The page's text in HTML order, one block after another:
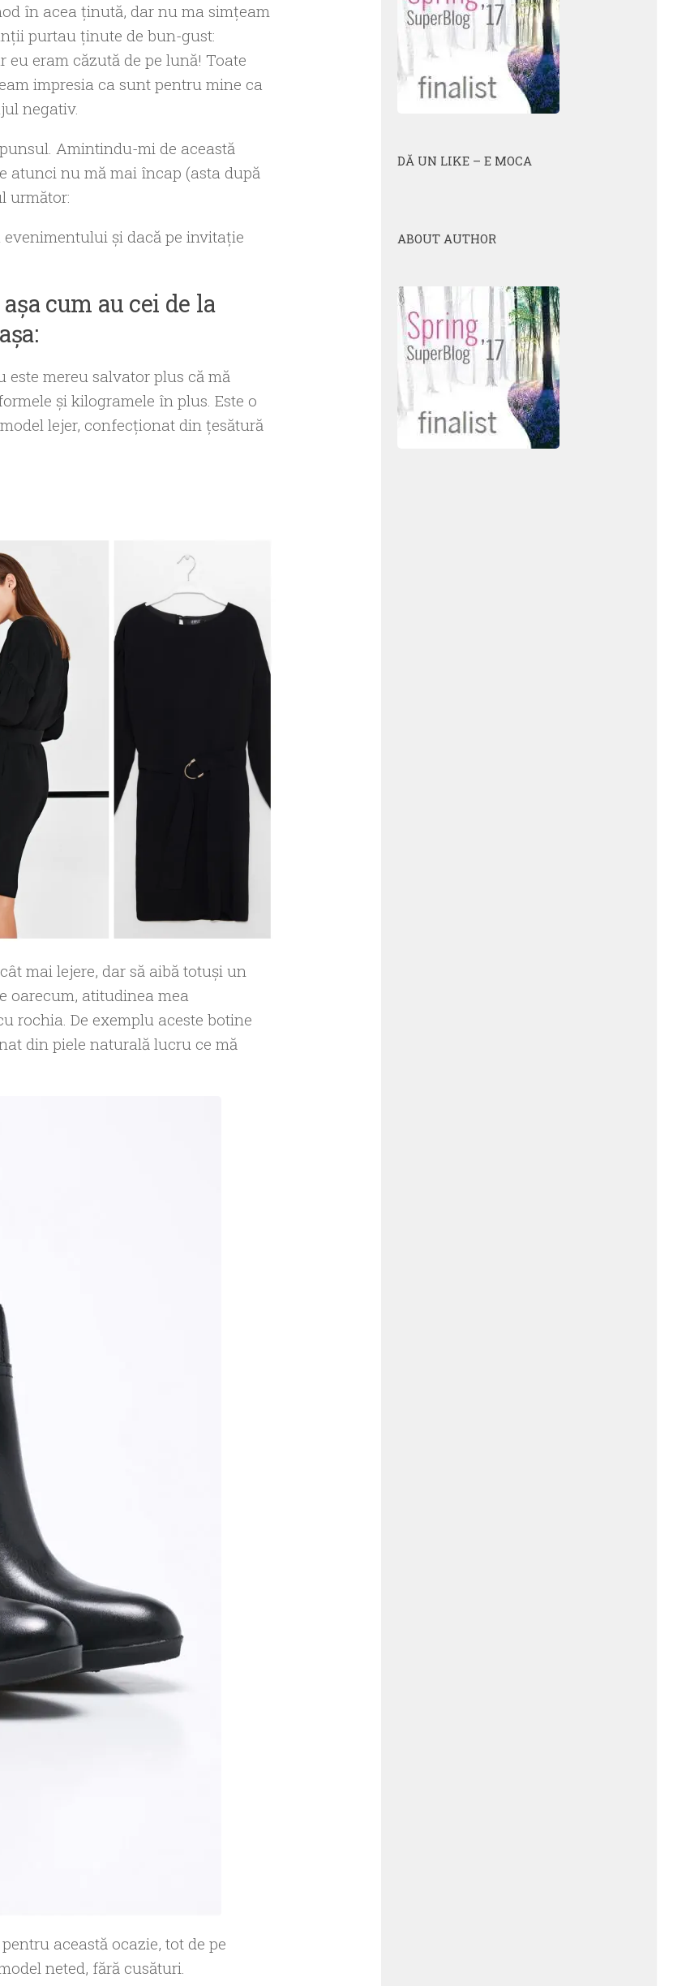
în acea ținută, dar nu ma simțeam
purtau ținute de bun-gust:
eu eram căzută de pe lună! Toate
impresia ca sunt pentru mine ca
negativ.
Amintindu-mi de această
atunci nu mă mai încap (asta după
următor:
şi dacă pe invitaţie
cum au cei de la
este mereu salvator plus că mă
şi kilogramele în plus. Este o
lejer, confecţionat din ţesătură
mai lejere, dar să aibă totuşi un
oarecum, atitudinea mea
rochia. De exemplu aceste botine
din piele naturală lucru ce mă
această ocazie, tot de pe
neted, fără cusături.
DĂ UN LIKE – E MOCA
ABOUT AUTHOR